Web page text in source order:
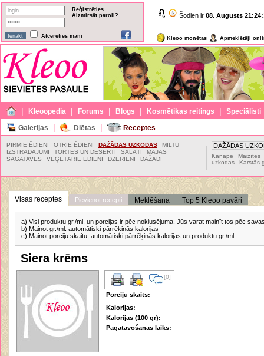
Reģistrēties
Aizmirsāt paroli?
Atcerēties mani
Šodien ir 08. Augusts
Kleoo monētas Apmeklētāji
| Kleoopedia | Forums | Blogs | Kosmētikas reitings | Speciālisti
Galerijas | Diētas | Receptes
DAŽĀDAS
Kanapē
Maizītes
uzkodas
Karstās
PIRMIE ĒDIENI OTRIE ĒDIENI DAŽĀDAS UZKODAS
MILTU
IZSTRĀDĀJUMI
TORTES UN DESERTI SALĀTI
MĀJAS
SAGATAVES
VEĢETĀRIE ĒDIENI DZĒRIENI DAŽĀDI
Visas receptes Pievienot recepti Meklēšana Top 5 Kleoo pavāri
a) Visi produktu gr./ml. un porcijas ir pēc noklusējuma. Jūs varat mainīt tos pēc
b) Mainot gr./ml. automātiski pārrēķinās kalorijas
c) Mainot porciju skaitu, automātiski pārrēķinās kalorijas un produktu gr./ml.
Siera krēms
[0]
Porciju skaits:
Kalorijas:
Kalorijas (100 gr):
Pagatavošanas laiks: